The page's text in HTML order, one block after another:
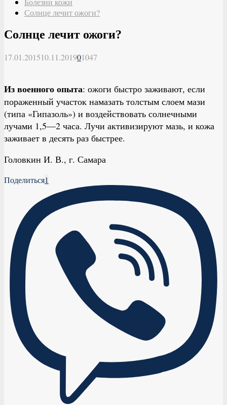
Солнце лечит ожоги?
Солнце лечит ожоги?
17.01.201510.11.201901047
Из военного опыта: ожоги быстро заживают, если
пораженный участок намазать толстым слоем мази
(типа «Гипазоль») и воздействовать солнечными
лучами 1,5—2 часа. Лучи активизируют мазь, и кожа
заживает в десять раз быстрее.
Головкин И. В., г. Самара
Поделиться1